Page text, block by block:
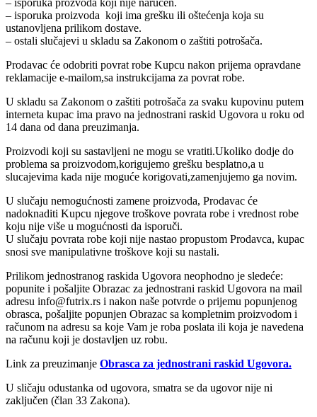
– isporuka proizvoda koji ima grešku ili oštećenja koja su
ustanovljena prilikom dostave.
– ostali slučajevi u skladu sa Zakonom o zaštiti potrošača.
Prodavac će odobriti povrat robe Kupcu nakon prijema opravdane
reklamacije e-mailom,sa instrukcijama za povrat robe.
U skladu sa Zakonom o zaštiti potrošača za svaku kupovinu putem
interneta kupac ima pravo na jednostrani raskid Ugovora u roku od
14 dana od dana preuzimanja.
Proizvodi koji su sastavljeni ne mogu se vratiti.Ukoliko dodje do
problema sa proizvodom,korigujemo grešku besplatno,a u
slucajevima kada nije moguće korigovati,zamenjujemo ga novim.
U slučaju nemogućnosti zamene proizvoda, Prodavac će
nadoknaditi Kupcu njegove troškove povrata robe i vrednost robe
koju nije više u mogućnosti da isporuči.
U slučaju povrata robe koji nije nastao propustom Prodavca, kupac
snosi sve manipulativne troškove koji su nastali.
Prilikom jednostranog raskida Ugovora neophodno je sledeće:
popunite i pošaljite Obrazac za jednostrani raskid Ugovora na mail
adresu info@futrix.rs i nakon naše potvrde o prijemu popunjenog
obrasca, pošaljite popunjen Obrazac sa kompletnim proizvodom i
računom na adresu sa koje Vam je roba poslata ili koja je navedena
na računu koji je dostavljen uz robu.
Link za preuzimanje Obrasca za jednostrani raskid Ugovora.
U sličaju odustanka od ugovora, smatra se da ugovor nije ni
zaključen (član 33 Zakona).